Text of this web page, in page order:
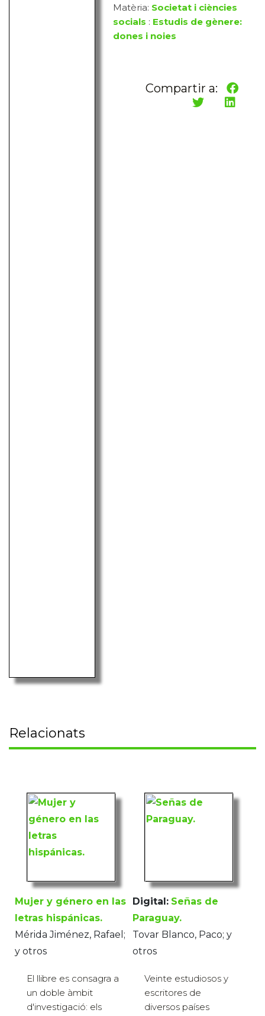
Matèria: Societat i ciències
socials : Estudis de gènere:
dones i noies
Compartir a:
Relacionats
Mujer y género en las
letras hispánicas.
Mérida Jiménez, Rafael;
y otros
El llibre es consagra a
un doble àmbit
d'investigació: els
Digital: Señas de
Paraguay.
Tovar Blanco, Paco; y
otros
Veinte estudiosos y
escritores de
diversos países